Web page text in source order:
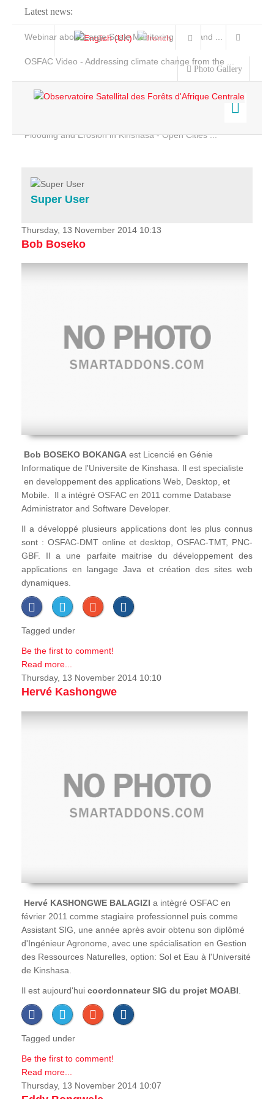
Latest news:
Webinar about Large Scale Monitoring and Land ...
OSFAC Video - Addressing climate change from the ...
Flooding and Erosion in Kinshasa - Open Cities ...
Photo Gallery
Home
Services
Projects
News & Stories
Super User
Thursday, 13 November 2014 10:13
Bob Boseko
Bob BOSEKO BOKANGA est Licencié en Génie
Informatique de l'Universite de Kinshasa. Il est specialiste
en developpement des applications Web, Desktop, et
Mobile. Il a intégré OSFAC en 2011 comme Database
Administrator and Software Developer.
Il a développé plusieurs applications dont les plus connus
sont : OSFAC-DMT online et desktop, OSFAC-TMT, PNC-
GBF. Il a une parfaite maitrise du développement des
applications en langage Java et création des sites web
dynamiques.
Tagged under
Be the first to comment!
Read more...
Thursday, 13 November 2014 10:10
Hervé Kashongwe
Hervé KASHONGWE BALAGIZI a intègré OSFAC en
février 2011 comme stagiaire professionnel puis comme
Assistant SIG, une année après avoir obtenu son diplômé
d'Ingénieur Agronome, avec une spécialisation en Gestion
des Ressources Naturelles, option: Sol et Eau à l'Université
de Kinshasa.
Il est aujourd'hui coordonnateur SIG du projet MOABI
Tagged under
Be the first to comment!
Read more...
Thursday, 13 November 2014 10:07